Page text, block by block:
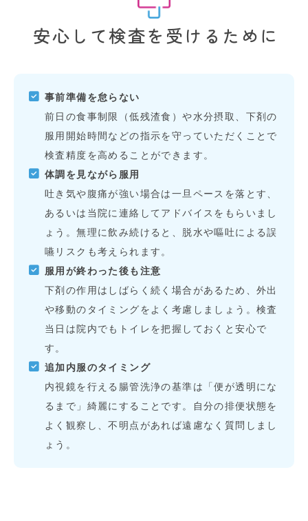
安心して検査を受けるために
事前準備を怠らない
前日の食事制限（低残渣食）や水分摂取、下剤の
服用開始時間などの指示を守っていただくことで
検査精度を高めることができます。
体調を見ながら服用
吐き気や腹痛が強い場合は一旦ペースを落とす、
あるいは当院に連絡してアドバイスをもらいまし
ょう。無理に飲み続けると、脱水や嘔吐による誤
嚥リスクも考えられます。
服用が終わった後も注意
下剤の作用はしばらく続く場合があるため、外出
や移動のタイミングをよく考慮しましょう。検査
当日は院内でもトイレを把握しておくと安心で
す。
追加内服のタイミング
内視鏡を行える腸管洗浄の基準は「便が透明にな
るまで」綺麗にすることです。自分の排便状態を
よく観察し、不明点があれば遠慮なく質問しまし
ょう。